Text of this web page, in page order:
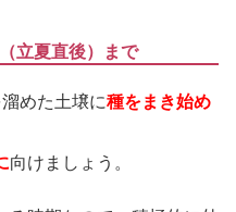
立夏直後）まで
めた土壌に種をまき始め
向けましょう。